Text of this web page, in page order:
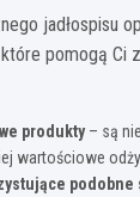
jadłospisu
pomogą Ci
produkty– są
wartościowe
podobne